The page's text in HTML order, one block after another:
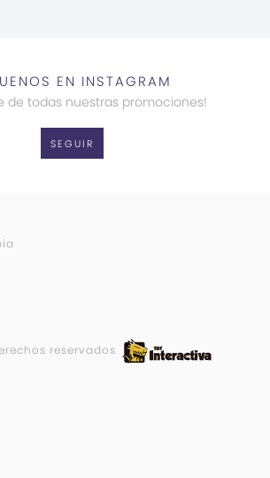
EN INSTAGRAM
de todas nuestras promociones!
SEGUIR
reservados